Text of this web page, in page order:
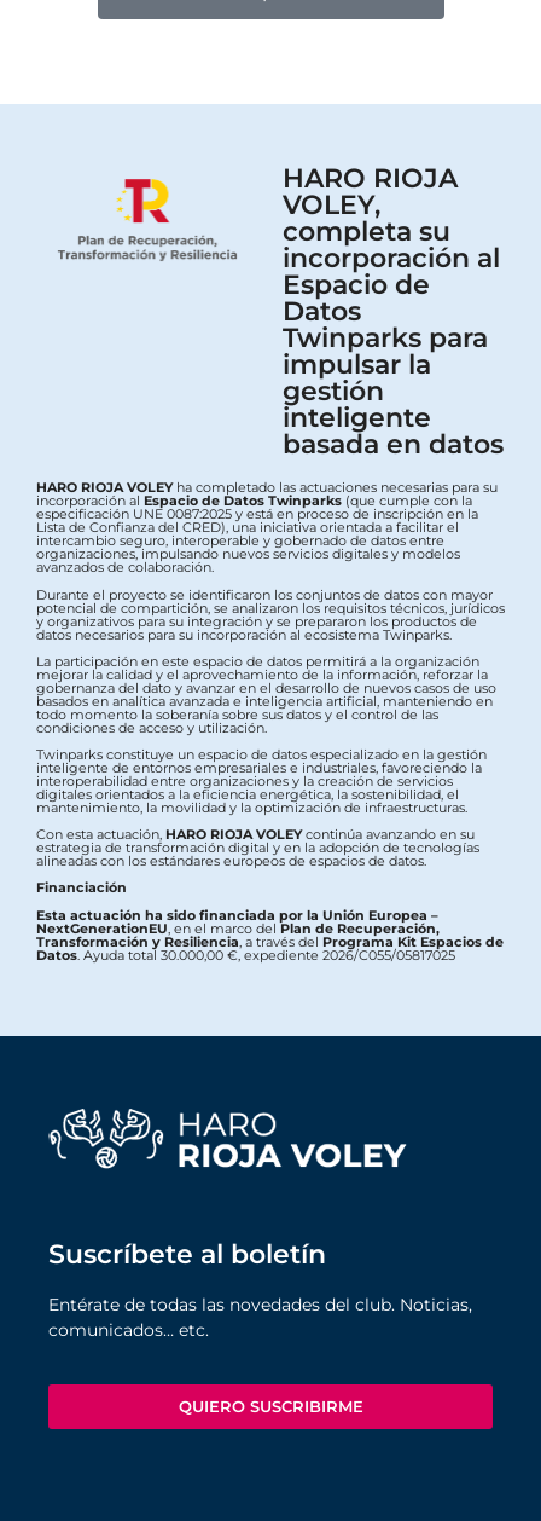
HARO RIOJA
VOLEY,
completa su
incorporación al
Espacio de
Datos
Twinparks para
impulsar la
gestión
inteligente
basada en datos
HARO RIOJA VOLEYha completado las actuaciones necesarias para su
incorporación al Espacio de Datos Twinparks (que cumple con la
especificación UNE 0087:2025 y está en proceso de inscripción en la
Lista de Confianza del CRED), una iniciativa orientada a facilitar el
intercambio seguro, interoperable y gobernado de datos entre
organizaciones, impulsando nuevos servicios digitales y modelos
avanzados de colaboración.
Durante el proyecto se identificaron los conjuntos de datos con mayor
potencial de compartición, se analizaron los requisitos técnicos, jurídicos
y organizativos para su integración y se prepararon los productos de
datos necesarios para su incorporación al ecosistema Twinparks.
La participación en este espacio de datos permitirá a la organización
mejorar la calidad y el aprovechamiento de la información, reforzar la
gobernanza del dato y avanzar en el desarrollo de nuevos casos de uso
basados en analítica avanzada e inteligencia artificial, manteniendo en
todo momento la soberanía sobre sus datos y el control de las
condiciones de acceso y utilización.
Twinparks constituye un espacio de datos especializado en la gestión
inteligente de entornos empresariales e industriales, favoreciendo la
interoperabilidad entre organizaciones y la creación de servicios
digitales orientados a la eficiencia energética, la sostenibilidad, el
mantenimiento, la movilidad y la optimización de infraestructuras.
Con esta actuación, HARO RIOJA VOLEYcontinúa avanzando en su
estrategia de transformación digital y en la adopción de tecnologías
alineadas con los estándares europeos de espacios de datos.
Financiación
Esta actuación ha sido financiada por la Unión Europea –
NextGenerationEU , en el marco delPlan de Recuperación,
Transformación y Resiliencia , a través del Programa Kit Espacios de
Datos . Ayuda total 30.000,00 €, expediente 2026/C055/05817025
Suscríbete al boletín
Entérate de todas las novedades del club. Noticias,
comunicados… etc.
QUIERO SUSCRIBIRME